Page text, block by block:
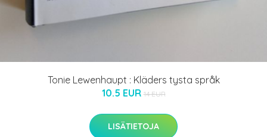
Tonie Lewenhaupt : Kläders tysta språk
10.5 EUR 14 EUR
LISÄTIETOJA